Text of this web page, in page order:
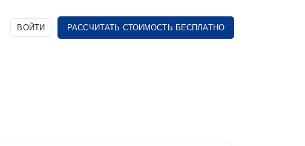
ВОЙТИ РАССЧИТАТЬ СТОИМОСТЬ БЕСПЛАТНО